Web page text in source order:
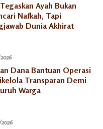
Ayah Bukan
Nafkah, Tapi
Dunia Akhirat
Dana Bantuan Operasi
Transparan Demi
Warga